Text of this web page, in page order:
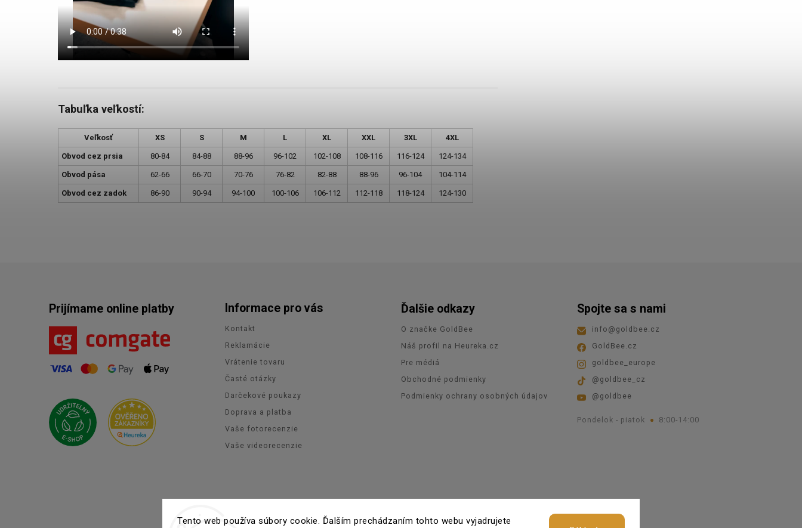
Tento web používa súbory cookie. Ďalším prechádzaním tohto webu vyjadrujete
Tabuľka veľkostí:
Veľkosť XS S M L XL XXL 3XL 4XL
Obvod cez prsia 80-84 84-88 88-96 96-102 102-108 108-116 116-124 124-134
Obvod pása 62-66 66-70 70-76 76-82 82-88 88-96 96-104 104-114
Obvod cez zadok 86-90 90-94 94-100 100-106 106-112 112-118 118-124 124-130
Prijímame online platby Informace pro vás
Kontakt
Reklamácie
Vrátenie tovaru
Časté otázky
Darčekové poukazy
Doprava a platba
Vaše fotorecenzie
Vaše videorecenzie
Ďalšie odkazy
O značke GoldBee
Náš profil na Heureka.cz
Pre médiá
Obchodné podmienky
Podmienky ochrany osobných údajov
Spojte sa s nami
info @ goldbee.cz
GoldBee.cz
goldbee_europe
@goldbee_cz
@goldbee
Pondelok - piatok 8:00-14:00
GoldBee